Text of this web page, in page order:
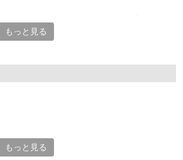
セサリー、アウトドア用品などなど
アの販売未経験でも大歓迎です◎服
定有）
有り
になったバッグや小物も手に入れや
もっと見る
もっと見る